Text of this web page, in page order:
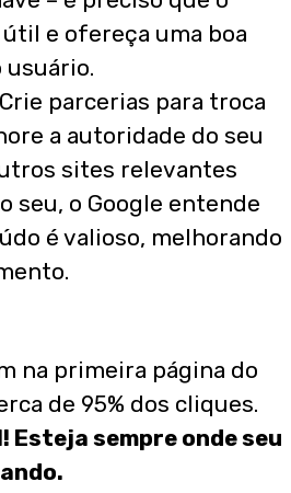
e ofereça uma boa
usuário.
Crie parcerias para troca
a autoridade do seu
sites relevantes
seu, o Google entende
é valioso, melhorando
na primeira página do
de 95% dos cliques.
Esteja sempre onde seu